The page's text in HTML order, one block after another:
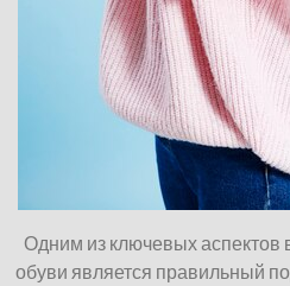
Одним из ключевых аспектов
обуви является правильный